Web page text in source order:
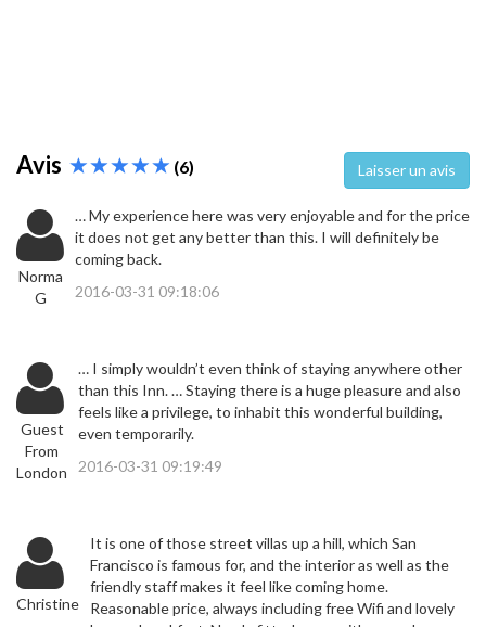
Avis (6) Laisser un avis
Norma
G
… My experience here was very enjoyable and for the price
it does not get any better than this. I will definitely be
coming back.
2016-03-31 09:18:06
Guest
From
London
… I simply wouldn’t even think of staying anywhere other
than this Inn. … Staying there is a huge pleasure and also
feels like a privilege, to inhabit this wonderful building,
even temporarily.
2016-03-31 09:19:49
Christine
It is one of those street villas up a hill, which San
Francisco is famous for, and the interior as well as the
friendly staff makes it feel like coming home.
Reasonable price, always including free Wifi and lovely